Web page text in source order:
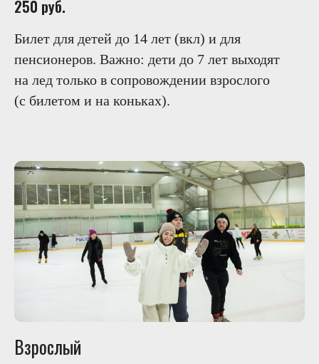
250 руб.
Билет для детей до 14 лет (вкл) и для
пенсионеров. Важно: дети до 7 лет выходят
на лед только в сопровождении взрослого
(с билетом и на коньках).
Взрослый